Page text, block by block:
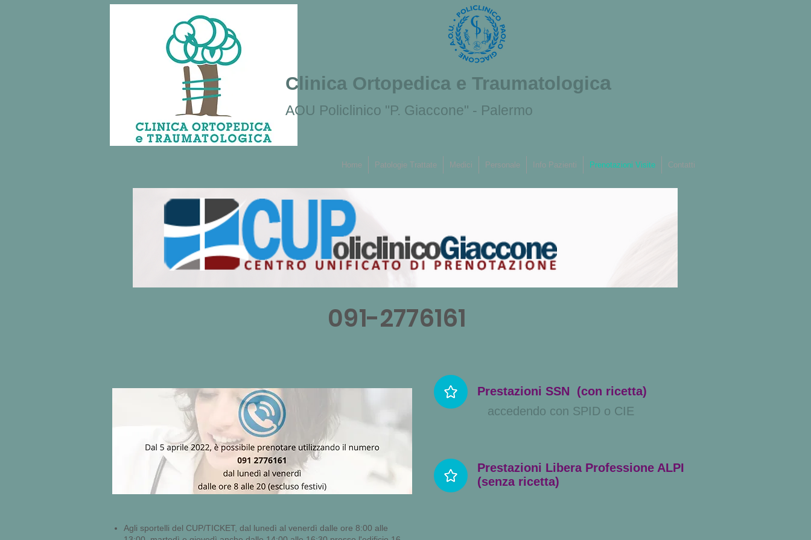
Clinica Ortopedica e Traumatologica
AOU Policlinico "P. Giaccone" - Palermo
Home Patologie Trattate Medici Personale Info Pazienti Prenotazioni Visite Contatti
091-2776161
Agli sportelli del CUP/TICKET, dal lunedì al venerdì dalle ore 8:00 alle
Prestazioni SSN (con ricetta)
accedendo con SPID o CIE
Prestazioni Libera Professione ALPI
(senza ricetta)